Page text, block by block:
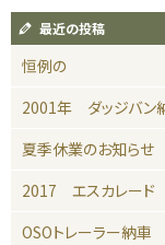
最近の投稿
恒例の
2001年 ダッジバン
夏季休業のお知らせ
2017 エスカレー
OSOトレーラー納車